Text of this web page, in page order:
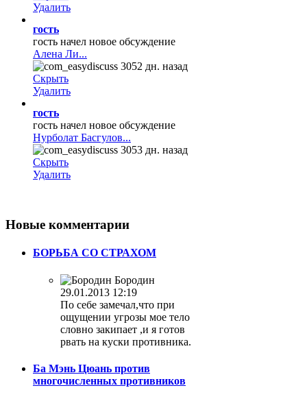
Удалить
гость
гость начел новое обсуждение
Алена Ли...
3052 дн. назад
Скрыть
Удалить
гость
гость начел новое обсуждение
Нурболат Басгулов...
3053 дн. назад
Скрыть
Удалить
Новые комментарии
БОРЬБА СО СТРАХОМ
Бородин
29.01.2013 12:19
По себе замечал,что при
ощущении угрозы мое тело
словно закипает ,и я готов
рвать на куски противника.
Ба Мэнь Цюань против
многочисленных противников